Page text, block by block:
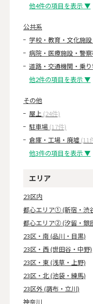
他4件の項目を表示 ▼
公共系
学校・教育・文化施設
病院・医療施設・警
道路・交通機関・乗
他2件の項目を表示 ▼
その他
屋上 (24件)
駐車場 (17件)
倉庫・工場・廃墟 (11
他3件の項目を表示 ▼
エリア
23区内
都心エリア① (新宿・渋
都心エリア② (汐留・銀
23区・南 (品川・目黒)
23区・西 (世田谷・中野)
23区・東 (浅草・上野)
23区・北 (池袋・練馬)
23区外 (調布・立川)
神奈川